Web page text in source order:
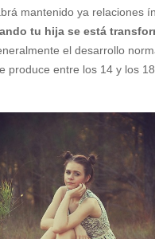
mantenido ya relaciones
tu hija se está
el desarrollo
produce entre los 14 y los 18